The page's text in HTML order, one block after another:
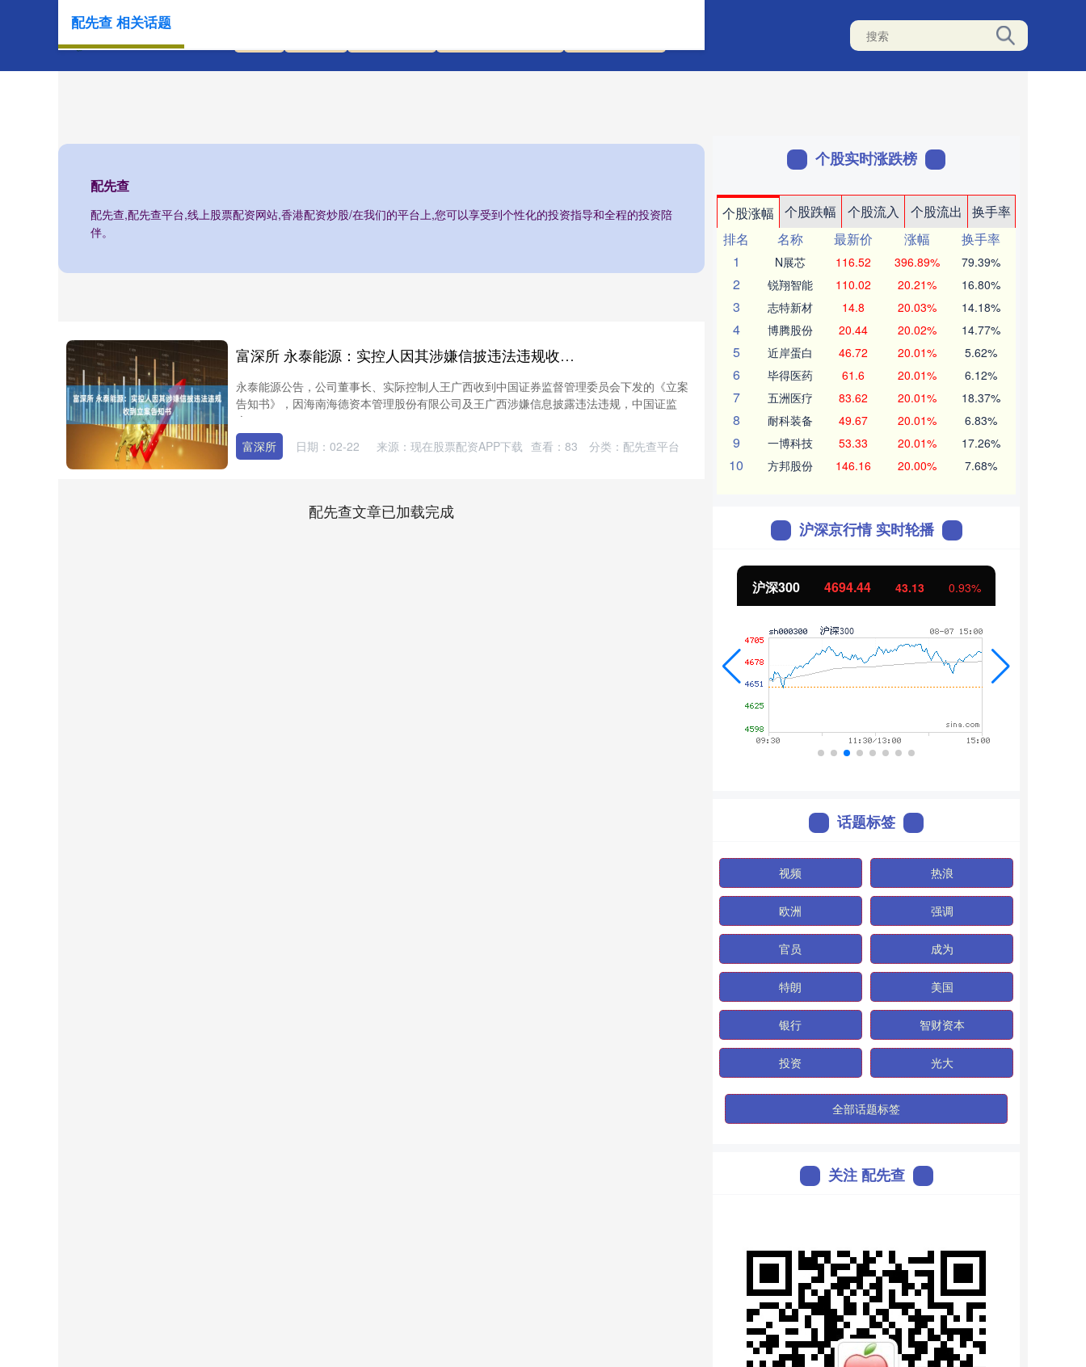
配先查
配先查,配先查平台,线上股票配资网站,香港配资炒股/在我们的平台上,您可以享受到个性化的投资指导和全程的投资陪
伴。
配先查 相关话题
富深所 永泰能源：实控人因其涉嫌信披违法违规收到立案告知书
永泰能源公告，公司董事长、实际控制人王广西收到中国证券监督管理委员会下发的《立案
告知书》，因海南海德资本管理股份有限公司及王广西涉嫌信息披露违法违规，中国证监
会....
富深所
日期：02-22 来源：现在股票配资APP下载 查看：83 分类： 配先查平台
配先查文章已加载完成
个股实时涨跌榜
个股涨幅 个股跌幅 个股流入 个股流出
换手率
排名
名称 最新价 涨幅
换手率
1
N展芯 116.52 396.89% 79.39%
2 锐翔智能 110.02 20.21% 16.80%
3 志特新材 14.8 20.03% 14.18%
4 博腾股份 20.44 20.02% 14.77%
5 近岸蛋白 46.72 20.01% 5.62%
6 毕得医药 61.6 20.01% 6.12%
7 五洲医疗 83.62 20.01% 18.37%
8 耐科装备 49.67 20.01% 6.83%
9 一博科技 53.33 20.01% 17.26%
10 方邦股份 146.16 20.00% 7.68%
沪深京行情 实时轮播
北证50 1134.24 11.37 1.01%
话题标签
视频 热浪
欧洲 强调
官员 成为
特朗 美国
银行 智财资本
投资 光大
全部话题标签
关注 配先查